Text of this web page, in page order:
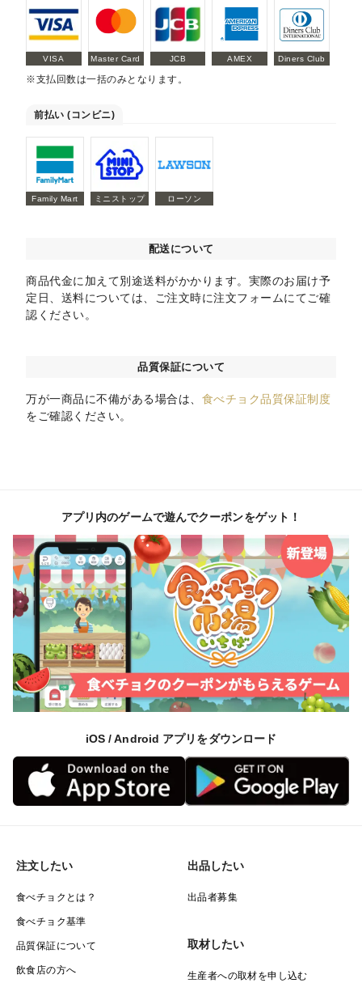
VISA Master Card JCB AMEX Diners Club
※支払回数は一括のみとなります。
前払い (コンビニ)
Family Mart ミニストップ ローソン
配送について
商品代金に加えて別途送料がかかります。実際のお届け予
定日、送料については、ご注文時に注文フォームにてご確
認ください。
品質保証について
万が一商品に不備がある場合は、 食べチョク品質保証制度
をご確認ください。
アプリ内のゲームで遊んでクーポンをゲット！
iOS / Android アプリをダウンロード
注文したい
食べチョクとは？
食べチョク基準
品質保証について
飲食店の方へ
出品したい
出品者募集
取材したい
生産者への取材を申し込む